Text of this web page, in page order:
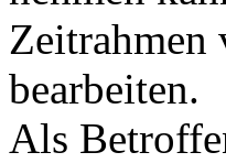
Zeitrahmen
bearbeiten.
Als